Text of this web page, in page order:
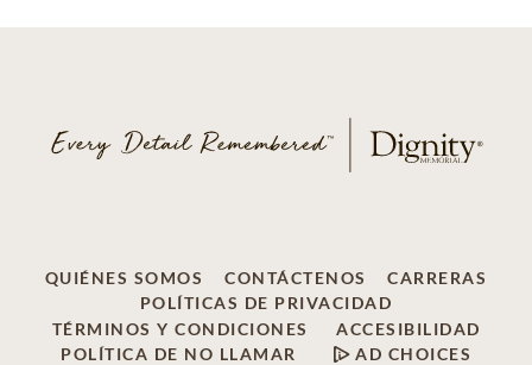
QUIÉNES SOMOS CONTÁCTENOS
CARRERAS
POLÍTICAS DE PRIVACIDAD
TÉRMINOS Y CONDICIONES
ACCESIBILIDAD
POLÍTICA DE NO LLAMAR
AD CHOICES